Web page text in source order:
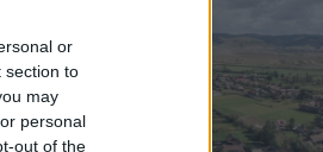
or
section to
may
personal
out of the